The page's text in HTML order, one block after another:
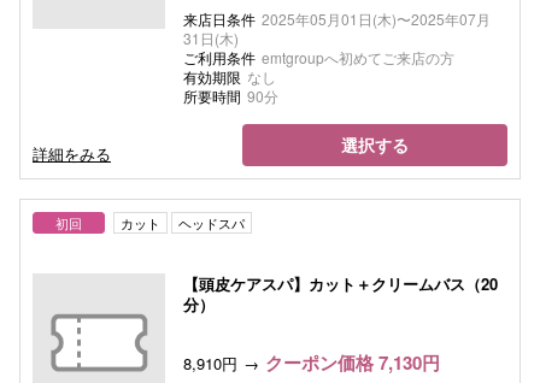
来店日条件 2025年05月01日(木)〜2025年07月
31日(木)
ご利用条件 emtgroupへ初めてご来店の方
有効期限 なし
所要時間 90分
詳細をみる 選択する
初回 カット ヘッドスパ
【頭皮ケアスパ】カット＋クリームバス（20
分）
8,910円 クーポン価格 7,130円